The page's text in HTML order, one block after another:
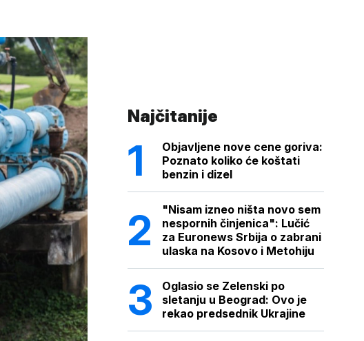
Najčitanije
Objavljene nove cene goriva:
Poznato koliko će koštati
benzin i dizel
"Nisam izneo ništa novo sem
nespornih činjenica": Lučić
za Euronews Srbija o zabrani
ulaska na Kosovo i Metohiju
Oglasio se Zelenski po
sletanju u Beograd: Ovo je
rekao predsednik Ukrajine